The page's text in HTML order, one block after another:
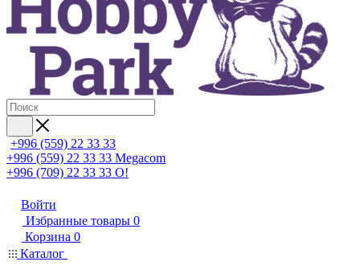
+996 (559) 22 33 33
+996 (559) 22 33 33 Megacom
+996 (709) 22 33 33 O!
Войти
Избранные товары 0
Корзина 0
Каталог